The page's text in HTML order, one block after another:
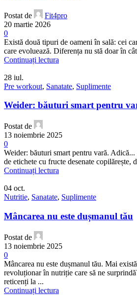
Postat de
Fit4pro
20 martie 2026
0
Există două tipuri de oameni în sală: cei
care evoluează. Diferența nu stă doar în
Continuați lectura
28 iul.
Pre workout, Sanatate, Suplimente
Weider: băuturi smart pentru
Postat de
13 noiembrie 2025
0
Weider: băuturi smart pentru vară.
de etichete cu fructe desenate copilărește,
Continuați lectura
04 oct.
Nutritie, Sanatate, Suplimente
Mâncarea nu este dușmanul tău
Postat de
13 noiembrie 2025
0
Mâncarea nu este dușmanul tău. Mai
revoluționar în nutriție care să ne
reticenți la ...
Continuați lectura